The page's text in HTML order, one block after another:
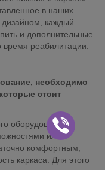
в наших
дизайном, каждый
и дополнительные
время реабилитации.
необходимо
стоит
оборудования
или
комфортным,
каркаса. Для этого